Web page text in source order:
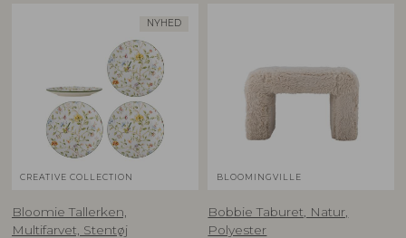
NYHED
CREATIVE COLLECTION
Bloomie Tallerken,
Multifarvet, Stentøj
BLOOMINGVILLE
Bobbie Taburet, Natur,
Polyester